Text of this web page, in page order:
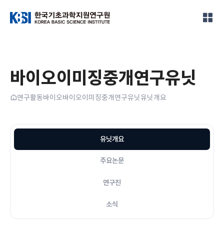
한국기초과학지원연구원
바이오이미징중개연구유닛
홈
연구활동바이오바이오이미징중개연구유닛유닛개요
유닛개요
주요논문
연구진
소식